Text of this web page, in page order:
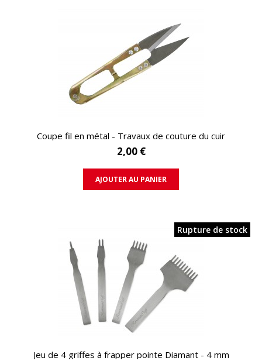
APERÇU RAPIDE
Coupe fil en métal - Travaux de couture du cuir
2,00 €
AJOUTER AU PANIER
APERÇU RAPIDE
Rupture de stock
Jeu de 4 griffes à frapper pointe Diamant - 4 mm